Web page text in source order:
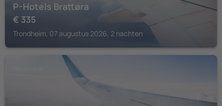
P-Hotels Brattøra
€ 335
Trondheim, 07 augustus 2026, 2 nachten